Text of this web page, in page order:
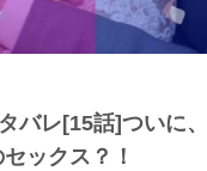
バレ[15話]ついに、
ックス？！